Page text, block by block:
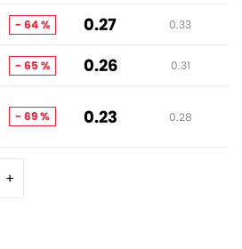
+
- 64 % 0.27 0.33
- 65 % 0.26 0.31
- 69 % 0.23 0.28